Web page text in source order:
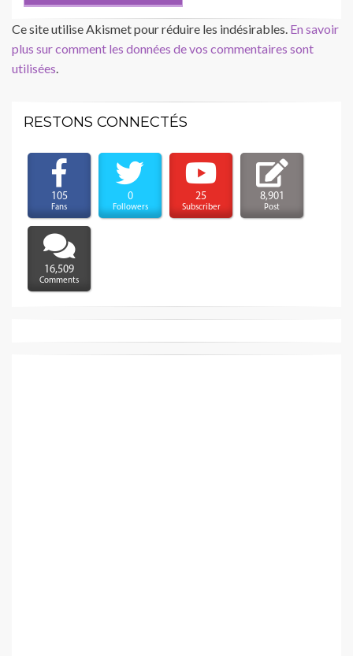
Ce site utilise Akismet pour réduire les indésirables. En savoir
plus sur comment les données de vos commentaires sont
utilisées.
RESTONS CONNECTÉS
105
Fans
0
Followers
25
Subscriber
8,901
Post
16,509
Comments